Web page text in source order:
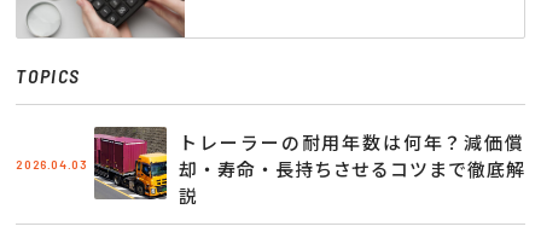
TOPICS
2026.04.03
トレーラーの耐用年数は何年？減価償
却・寿命・長持ちさせるコツまで徹底解
説